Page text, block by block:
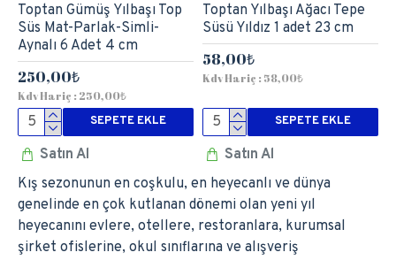
Kış sezonunun en coşkulu, en heyecanlı ve dünya
genelinde en çok kutlanan dönemi olan yeni yıl
heyecanını evlere, otellere, restoranlara, kurumsal
şirket ofislerine, okul sınıflarına ve alışveriş
Toptan Gümüş Yılbaşı Top
Süs Mat-Parlak-Simli-
Aynalı 6 Adet 4 cm
250,00₺
Kdv Hariç : 250,00₺
SEPETE EKLE
Satın Al
Toptan Yılbaşı Ağacı Tepe
Süsü Yıldız 1 adet 23 cm
58,00₺
Kdv Hariç : 58,00₺
SEPETE EKLE
Satın Al